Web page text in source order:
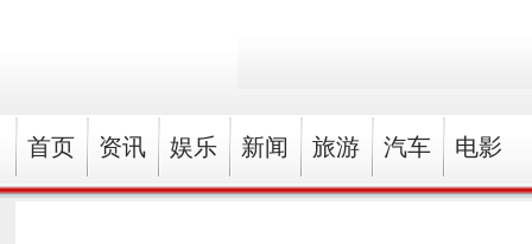
首页 资讯 娱乐 新闻 旅游 汽车 电影